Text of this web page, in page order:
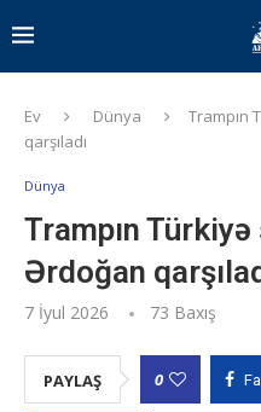
Ev Dünya
Trampın
qarşıladı
Dünya
Trampın
Ərdoğan
7 İyul 2026 73 Baxış
PAYLAŞ 0